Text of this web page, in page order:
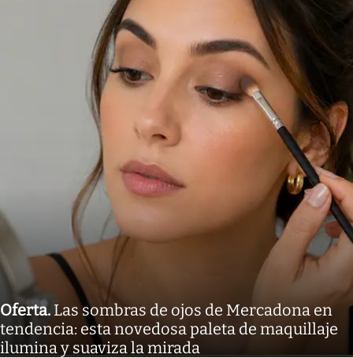
Oferta. Las sombras de ojos de Mercadona en
tendencia: esta novedosa paleta de maquillaje
ilumina y suaviza la mirada